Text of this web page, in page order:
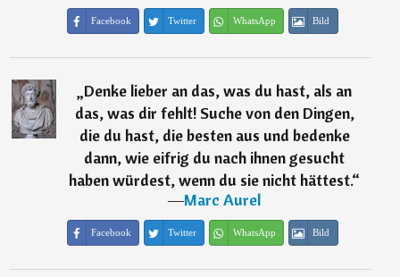
Facebook Twitter WhatsApp Bild
„Denke lieber an das, was du hast, als an
das, was dir fehlt! Suche von den Dingen,
die du hast, die besten aus und bedenke
dann, wie eifrig du nach ihnen gesucht
haben würdest, wenn du sie nicht hättest.“
―Marc Aurel
Facebook Twitter WhatsApp Bild